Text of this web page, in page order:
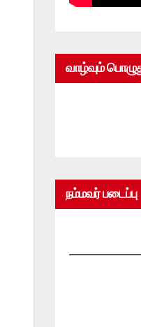
வாழ்வும்
நம்மவர் படைப்பு